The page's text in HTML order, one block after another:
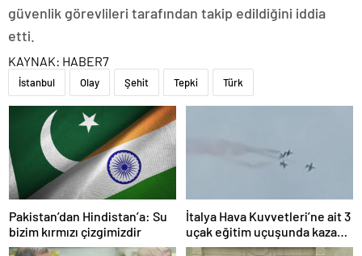
güvenlik görevlileri tarafından takip edildiğini iddia
etti.
KAYNAK: HABER7
İstanbul Olay Şehit Tepki Türk
Pakistan’dan Hindistan’a: Su
bizim kırmızı çizgimizdir
İtalya Hava Kuvvetleri’ne ait 3
uçak eğitim uçuşunda kaza
yaptı